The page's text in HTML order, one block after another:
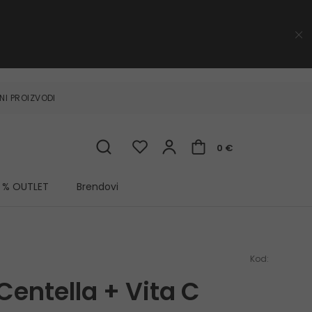
PROIZVODI
0 €
% OUTLET Brendovi
Kod:
+ Vita C